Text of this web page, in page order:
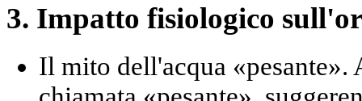
3. Impatto fisiologico
Il mito dell'acqua «pesante».